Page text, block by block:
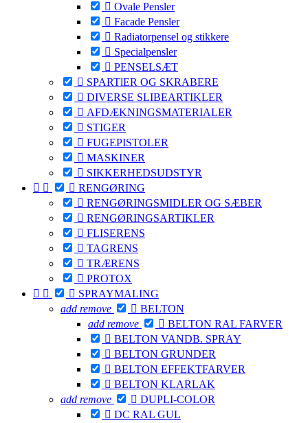
 Ovale Pensler
 Facade Pensler
 Radiatorpensel og stikkere
 Specialpensler
 PENSELSÆT
 SPARTlER OG SKRABERE
 DIVERSE SLIBEARTIKLER
 AFDÆKNINGSMATERIALER
 STIGER
 FUGEPISTOLER
 MASKINER
 SIKKERHEDSUDSTYR
   RENGØRING
 RENGØRINGSMIDLER OG SÆBER
 RENGØRINGSARTIKLER
 FLISERENS
 TAGRENS
 TRÆRENS
 PROTOX
   SPRAYMALING
add remove  BELTON
add remove  BELTON RAL FARVER
 BELTON VANDB. SPRAY
 BELTON GRUNDER
 BELTON EFFEKTFARVER
 BELTON KLARLAK
add remove  DUPLI-COLOR
 DC RAL GUL